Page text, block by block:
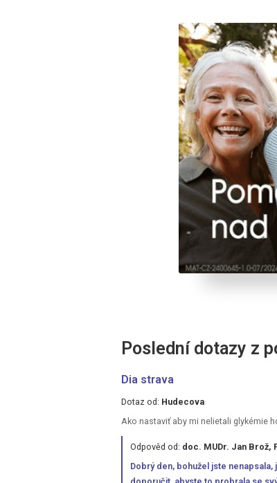
Poslední dotazy z
Dia strava
Dotaz od: Hudecova
Ako nastaviť aby mi nelietali glykémie
Odpověd od: doc. MUDr. Jan Brož,
Dobrý den, bohužel jste